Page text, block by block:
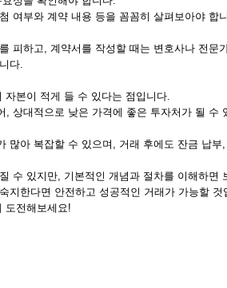
여부와 계약 내용 등을 꼼꼼히 살펴보아야 합
피하고, 계약서를 작성할 때는 변호사나 전문
다.
본이 적게 들 수 있다는 점입니다.
, 상대적으로 낮은 가격에 좋은 투자처가 될 수
많아 복잡할 수 있으며, 거래 후에도 잔금 납
수 있지만, 기본적인 개념과 절차를 이해하면
지한다면 안전하고 성공적인 거래가 가능할 것
도전해보세요!